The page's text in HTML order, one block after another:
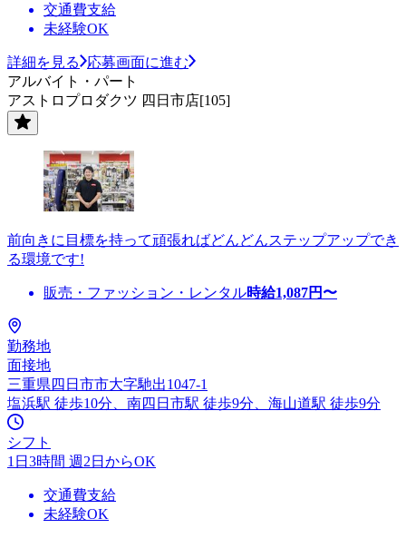
交通費支給
未経験OK
詳細を見る
応募画面に進む
アルバイト・パート
アストロプロダクツ 四日市店[105]
前向きに目標を持って頑張ればどんどんステップアップでき
る環境です!
販売・ファッション・レンタル時給1,087円〜
勤務地
面接地
三重県四日市市大字馳出1047-1
塩浜駅 徒歩10分、南四日市駅 徒歩9分、海山道駅 徒歩9分
シフト
1日3時間 週2日からOK
交通費支給
未経験OK